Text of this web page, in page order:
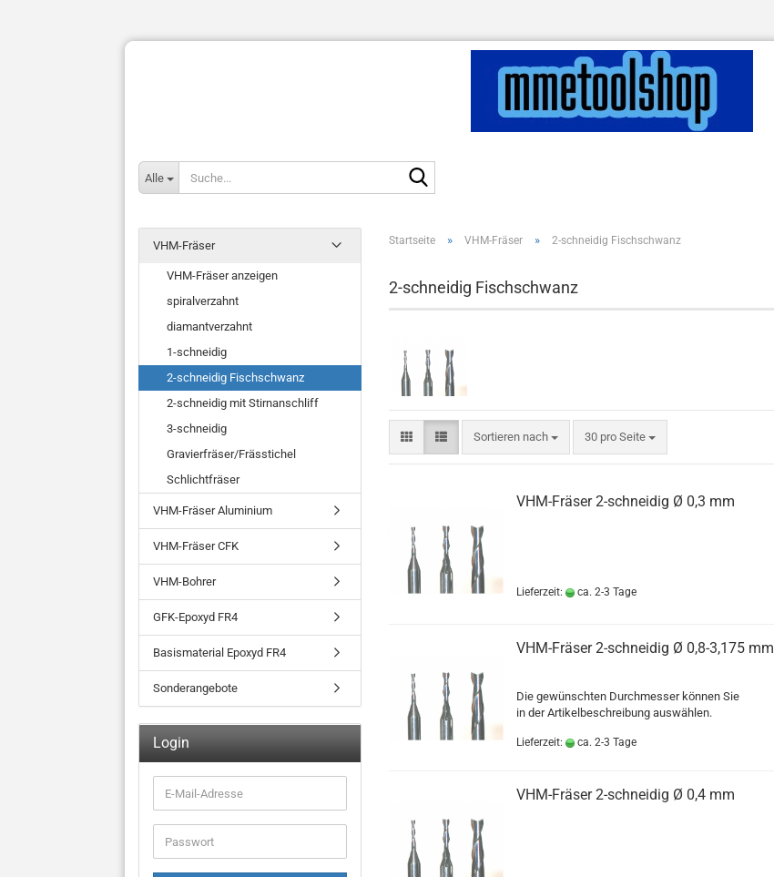
Alle
Startseite » VHM-Fräser » 2-schneidig Fischschwanz
2-schneidig Fischschwanz
Sortieren nach
Sortieren nach 30 pro Seite
pro Seite
VHM-Fräser 2-schneidig Ø 0,3 mm
Lieferzeit: ca. 2-3 Tage
VHM-Fräser 2-schneidig Ø 0,8-3,175 mm
Die gewünschten Durchmesser können Sie
in der Artikelbeschreibung auswählen.
Lieferzeit: ca. 2-3 Tage
VHM-Fräser 2-schneidig Ø 0,4 mm
VHM-Fräser
VHM-Fräser anzeigen
spiralverzahnt
diamantverzahnt
1-schneidig
2-schneidig Fischschwanz
2-schneidig mit Stirnanschliff
3-schneidig
Gravierfräser/Frässtichel
Schlichtfräser
VHM-Fräser Aluminium
VHM-Fräser CFK
VHM-Bohrer
GFK-Epoxyd FR4
Basismaterial Epoxyd FR4
Sonderangebote
Login
E-
Mail-
Adresse
Passwort